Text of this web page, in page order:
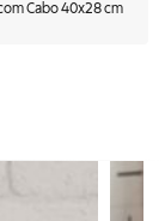
Cabo 40x28 cm